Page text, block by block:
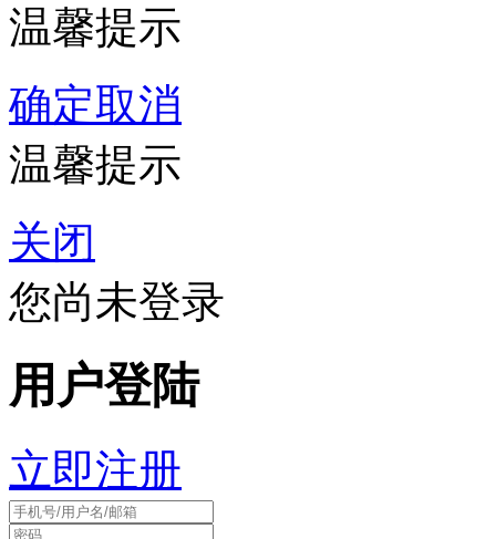
温馨提示
确定取消
温馨提示
关闭
您尚未登录
用户登陆
立即注册